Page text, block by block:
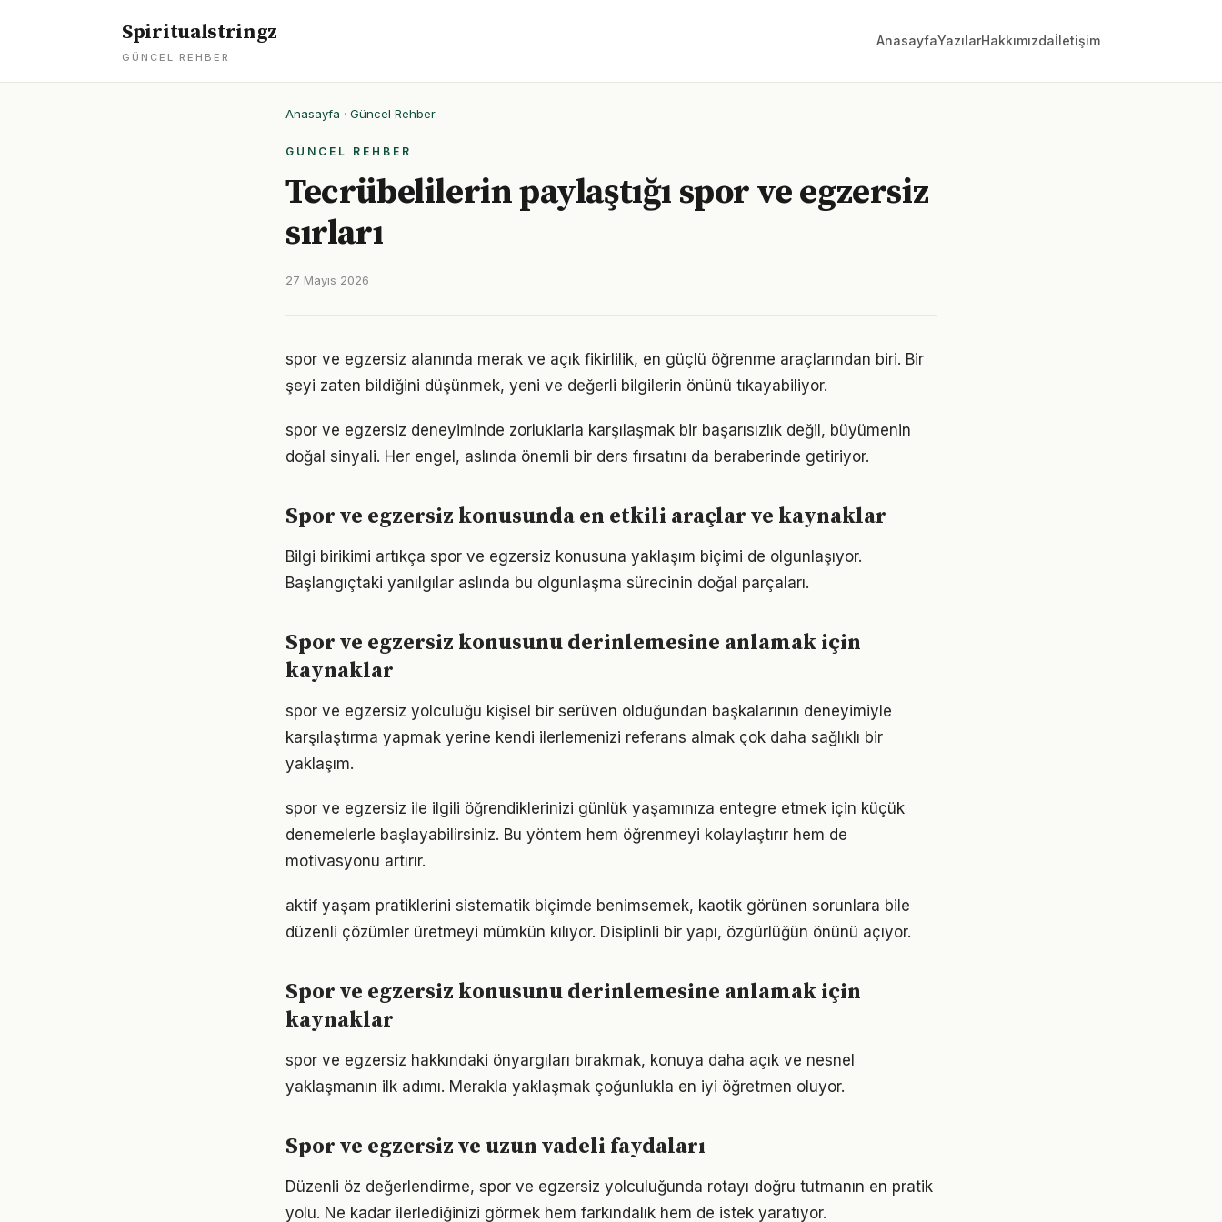
Spiritualstringz
GÜNCEL REHBER
AnasayfaYazılarHakkımızdaİletişim
Anasayfa · Güncel Rehber
GÜNCEL REHBER
Tecrübelilerin paylaştığı spor ve egzersiz
sırları
27 Mayıs 2026
spor ve egzersiz alanında merak ve açık fikirlilik, en güçlü öğrenme araçlarından biri. Bir
şeyi zaten bildiğini düşünmek, yeni ve değerli bilgilerin önünü tıkayabiliyor.
spor ve egzersiz deneyiminde zorluklarla karşılaşmak bir başarısızlık değil, büyümenin
doğal sinyali. Her engel, aslında önemli bir ders fırsatını da beraberinde getiriyor.
Spor ve egzersiz konusunda en etkili araçlar ve kaynaklar
Bilgi birikimi artıkça spor ve egzersiz konusuna yaklaşım biçimi de olgunlaşıyor.
Başlangıçtaki yanılgılar aslında bu olgunlaşma sürecinin doğal parçaları.
Spor ve egzersiz konusunu derinlemesine anlamak için
kaynaklar
spor ve egzersiz yolculuğu kişisel bir serüven olduğundan başkalarının deneyimiyle
karşılaştırma yapmak yerine kendi ilerlemenizi referans almak çok daha sağlıklı bir
yaklaşım.
spor ve egzersiz ile ilgili öğrendiklerinizi günlük yaşamınıza entegre etmek için küçük
denemelerle başlayabilirsiniz. Bu yöntem hem öğrenmeyi kolaylaştırır hem de
motivasyonu artırır.
aktif yaşam pratiklerini sistematik biçimde benimsemek, kaotik görünen sorunlara bile
düzenli çözümler üretmeyi mümkün kılıyor. Disiplinli bir yapı, özgürlüğün önünü açıyor.
Spor ve egzersiz konusunu derinlemesine anlamak için
kaynaklar
spor ve egzersiz hakkındaki önyargıları bırakmak, konuya daha açık ve nesnel
yaklaşmanın ilk adımı. Merakla yaklaşmak çoğunlukla en iyi öğretmen oluyor.
Spor ve egzersiz ve uzun vadeli faydaları
Düzenli öz değerlendirme, spor ve egzersiz yolculuğunda rotayı doğru tutmanın en pratik
yolu. Ne kadar ilerlediğinizi görmek hem farkındalık hem de istek yaratıyor.